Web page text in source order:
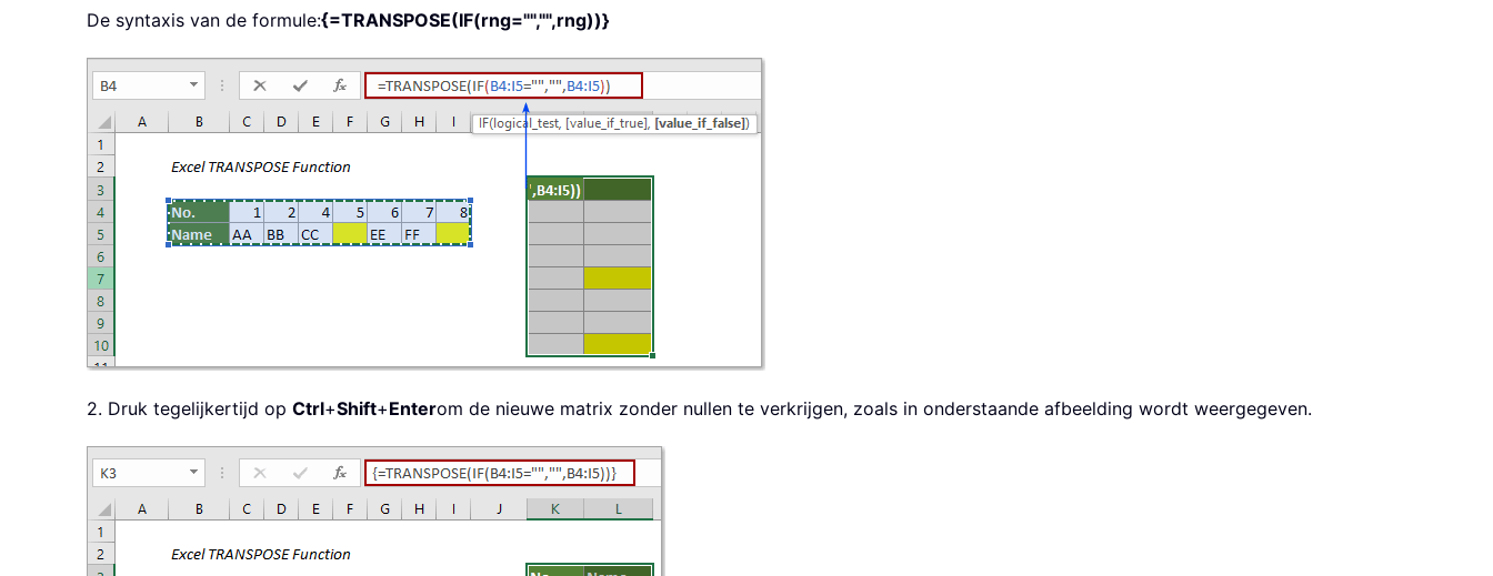
De syntaxis van de formule:{=TRANSPOSE(IF(rng="","",rng))}
2. Druk tegelijkertijd op Ctrl+Shift+Enterom de nieuwe matrix zonder nullen te verkrijgen, zoals in onderstaande afbeelding wordt weergegeven.